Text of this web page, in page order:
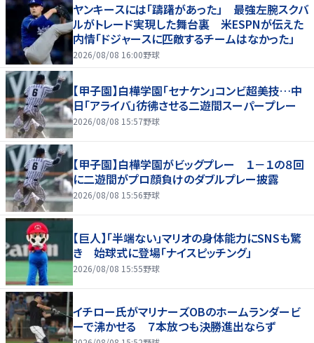
ヤンキースには「躊躇があった」 最強左腕スクバ
ルがトレード実現した舞台裏 米ESPNが伝えた
内情「ドジャースに匹敵するチームはなかった」
2026/08/08 16:00野球
【甲子園】白樺学園「セナケン」コンビ超美技…中
日「アライバ」彷彿させる二遊間スーパープレー
2026/08/08 15:57野球
【甲子園】白樺学園がビッグプレー １－１の８回
に二遊間がプロ顔負けのダブルプレー披露
2026/08/08 15:56野球
【巨人】「半端ない」マリオの身体能力にSNSも驚
き 始球式に登場「ナイスピッチング」
2026/08/08 15:55野球
イチロー氏がマリナーズOBのホームランダービ
ーで沸かせる ７本放つも決勝進出ならず